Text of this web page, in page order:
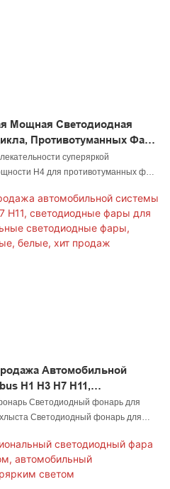
Мощная Светодиодная
Противотуманных Фар,
9003 Светодиодная Фара
суперяркой
H4 для противотуманных фар
Изделие изготовлено из
множеством превосходных
уникальный внешний вид,
дизайнерами в соответствии с
Автомобильной
H1 H3 H7 H11,
H4,
Фары,
Светодиодный фонарь для
Светодиодный фонарь для
соединитель для
изготавливается строго в
Разработанная